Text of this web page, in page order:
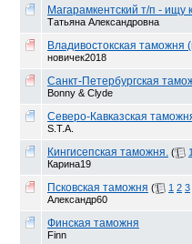
Магарамкентский т/п - ищу
Татьяна Александровна
Владивостокская таможня
новичек2018
Санкт-Петербургская
Bonny & Clyde
Северо-Кавказская
S.T.A.
Кингисепская таможня. ( 1
Карина19
Псковская таможня ( 1 2 3
Александр60
Финская таможня
Finn